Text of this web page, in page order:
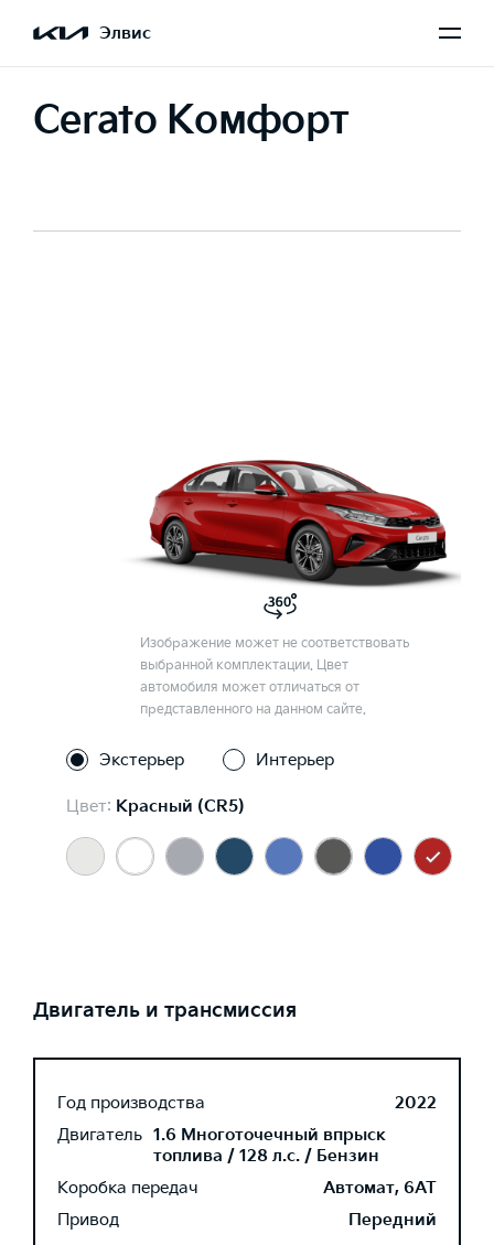
Элвис
Cerato Комфорт
Изображение может не соответствовать
выбранной комплектации. Цвет
автомобиля может отличаться от
представленного на данном сайте.
Экстерьер Интерьер
Цвет: Красный (CR5)
Двигатель и трансмиссия
Год производства
2022
Двигатель 1.6 Многоточечный впрыск
топлива / 128 л.с. / Бензин
Коробка передач
Автомат, 6AT
Привод
Передний